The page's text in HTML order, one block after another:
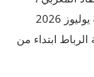
والتي ستقام يوم الأربعاء 8 يوليوز 2026
ابتداء من